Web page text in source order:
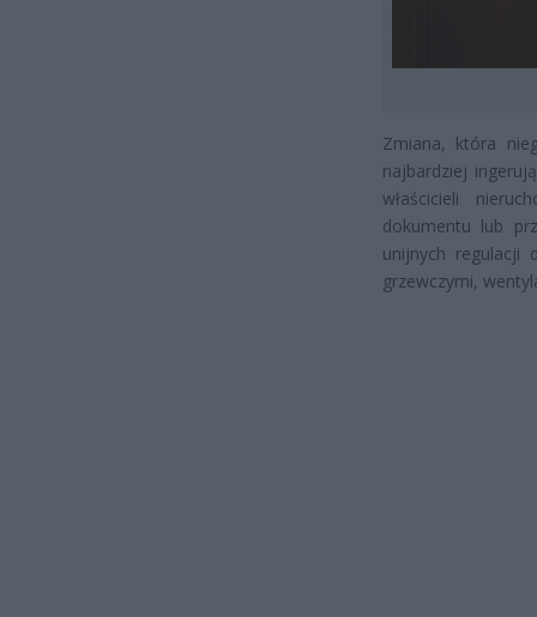
Zmiana, która
najbardziej
właścicieli
dokumentu lub
unijnych regulacji
grzewczymi,